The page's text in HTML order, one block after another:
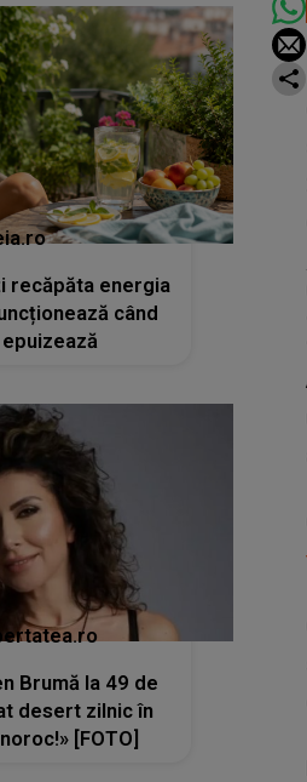
recăpăta energia
când
Brumă la 49 de
desert zilnic în
[FOTO]